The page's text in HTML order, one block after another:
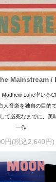
Mainstream /
Lurie率いる
人音楽を独自の目的
て必死なまでに、美
一作
円(税込2,640円)